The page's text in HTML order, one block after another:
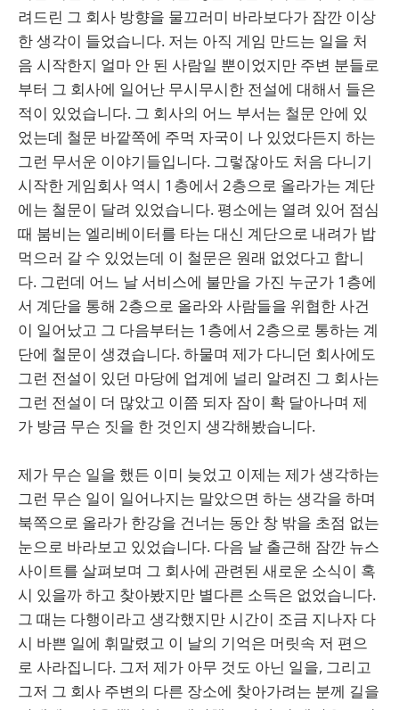
려드린 그 회사 방향을 물끄러미 바라보다가 잠깐 이상
한 생각이 들었습니다. 저는 아직 게임 만드는 일을 처
음 시작한지 얼마 안 된 사람일 뿐이었지만 주변 분들로
부터 그 회사에 일어난 무시무시한 전설에 대해서 들은
적이 있었습니다. 그 회사의 어느 부서는 철문 안에 있
었는데 철문 바깥쪽에 주먹 자국이 나 있었다든지 하는
그런 무서운 이야기들입니다. 그렇잖아도 처음 다니기
시작한 게임회사 역시 1층에서 2층으로 올라가는 계단
에는 철문이 달려 있었습니다. 평소에는 열려 있어 점심
때 붐비는 엘리베이터를 타는 대신 계단으로 내려가 밥
먹으러 갈 수 있었는데 이 철문은 원래 없었다고 합니
다. 그런데 어느 날 서비스에 불만을 가진 누군가 1층에
서 계단을 통해 2층으로 올라와 사람들을 위협한 사건
이 일어났고 그 다음부터는 1층에서 2층으로 통하는 계
단에 철문이 생겼습니다. 하물며 제가 다니던 회사에도
그런 전설이 있던 마당에 업계에 널리 알려진 그 회사는
그런 전설이 더 많았고 이쯤 되자 잠이 확 달아나며 제
가 방금 무슨 짓을 한 것인지 생각해봤습니다.
제가 무슨 일을 했든 이미 늦었고 이제는 제가 생각하는
그런 무슨 일이 일어나지는 말았으면 하는 생각을 하며
북쪽으로 올라가 한강을 건너는 동안 창 밖을 초점 없는
눈으로 바라보고 있었습니다. 다음 날 출근해 잠깐 뉴스
사이트를 살펴보며 그 회사에 관련된 새로운 소식이 혹
시 있을까 하고 찾아봤지만 별다른 소득은 없었습니다.
그 때는 다행이라고 생각했지만 시간이 조금 지나자 다
시 바쁜 일에 휘말렸고 이 날의 기억은 머릿속 저 편으
로 사라집니다. 그저 제가 아무 것도 아닌 일을, 그리고
그저 그 회사 주변의 다른 장소에 찾아가려는 분께 길을